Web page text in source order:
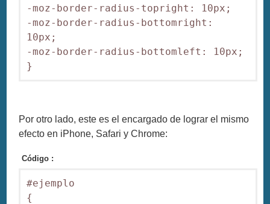
-moz-border-radius-topright: 10px;
-moz-border-radius-bottomright:
10px;
-moz-border-radius-bottomleft: 10px;
}
Por otro lado, este es el encargado de lograr el mismo
efecto en iPhone, Safari y Chrome:
Código :
#ejemplo
{